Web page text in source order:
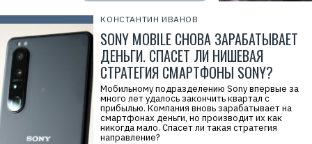
КОНСТАНТИН ИВАНОВ
SONY MOBILE СНОВА ЗАРАБАТЫВАЕТ
ДЕНЬГИ. СПАСЕТ ЛИ НИШЕВАЯ
СТРАТЕГИЯ СМАРТФОНЫ SONY?
Мобильному подразделению Sony впервые за
много лет удалось закончить квартал с
прибылью. Компания вновь зарабатывает на
смартфонах деньги, но производит их как
никогда мало. Спасет ли такая стратегия
направление?